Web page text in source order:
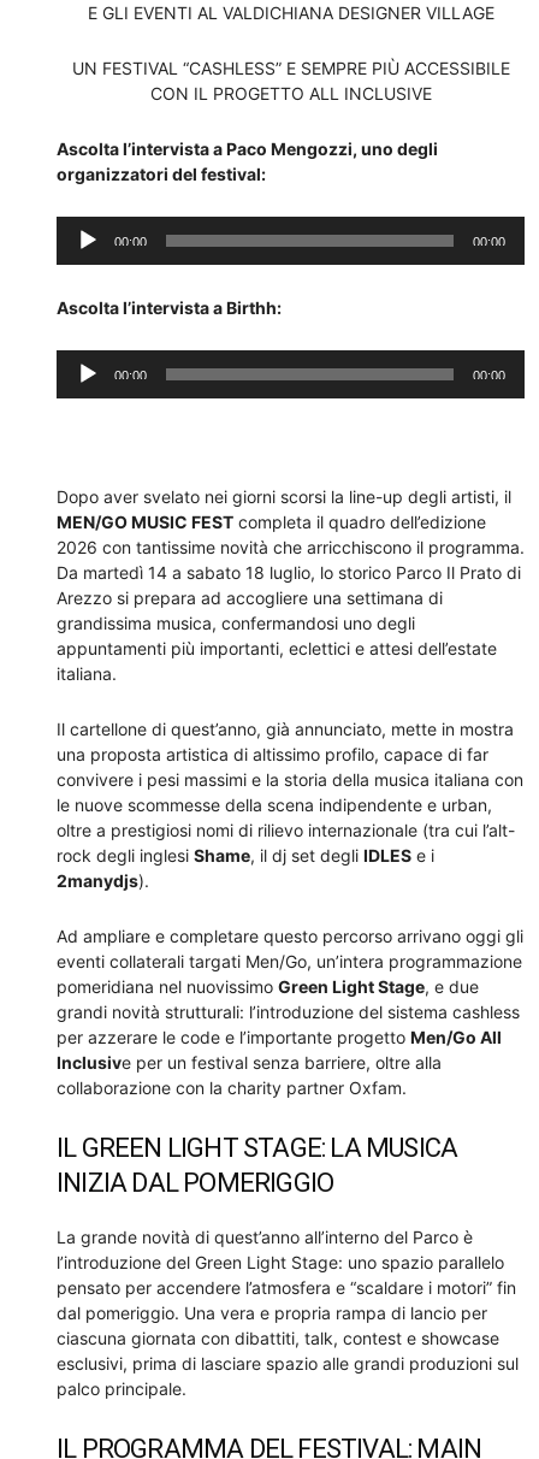
E GLI EVENTI AL VALDICHIANA DESIGNER VILLAGE
UN FESTIVAL “CASHLESS” E SEMPRE PIÙ ACCESSIBILE
CON IL PROGETTO ALL INCLUSIVE
Ascolta l’intervista a Paco Mengozzi, uno degli
organizzatori del festival:
Audio
Player
00:00 00:00
Ascolta l’intervista a Birthh:
Audio
Player
00:00 00:00
Dopo aver svelato nei giorni scorsi la line-up degli artisti, il
MEN/GO MUSIC FEST completa il quadro dell’edizione
2026 con tantissime novità che arricchiscono il programma.
Da martedì 14 a sabato 18 luglio, lo storico Parco Il Prato di
Arezzo si prepara ad accogliere una settimana di
grandissima musica, confermandosi uno degli
appuntamenti più importanti, eclettici e attesi dell’estate
italiana.
Il cartellone di quest’anno, già annunciato, mette in mostra
una proposta artistica di altissimo profilo, capace di far
convivere i pesi massimi e la storia della musica italiana con
le nuove scommesse della scena indipendente e urban,
oltre a prestigiosi nomi di rilievo internazionale (tra cui l’alt-
rock degli inglesi Shame, il dj set degli IDLES e i
2manydjs).
Ad ampliare e completare questo percorso arrivano oggi gli
eventi collaterali targati Men/Go, un’intera programmazione
pomeridiana nel nuovissimo Green Light Stage, e due
grandi novità strutturali: l’introduzione del sistema cashless
per azzerare le code e l’importante progetto Men/Go All
Inclusive per un festival senza barriere, oltre alla
collaborazione con la charity partner Oxfam.
IL GREEN LIGHT STAGE: LA MUSICA
INIZIA DAL POMERIGGIO
La grande novità di quest’anno all’interno del Parco è
l’introduzione del Green Light Stage: uno spazio parallelo
pensato per accendere l’atmosfera e “scaldare i motori” fin
dal pomeriggio. Una vera e propria rampa di lancio per
ciascuna giornata con dibattiti, talk, contest e showcase
esclusivi, prima di lasciare spazio alle grandi produzioni sul
palco principale.
IL PROGRAMMA DEL FESTIVAL: MAIN